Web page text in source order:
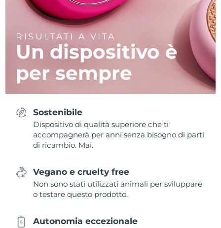
RISULTATI A VITA
Un dispositivo è
per sempre
Sostenibile
Dispositivo di qualità superiore che ti
accompagnerà per anni senza bisogno di parti
di ricambio. Mai.
Vegano e cruelty free
Non sono stati utilizzati animali per sviluppare
o testare questo prodotto.
Autonomia eccezionale